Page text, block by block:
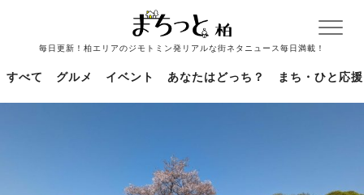
毎日更新！柏エリアのジモトミン発リアルな街ネタニュース毎日満載！
すべて グルメ イベント あなたはどっち？ まち・ひと応援